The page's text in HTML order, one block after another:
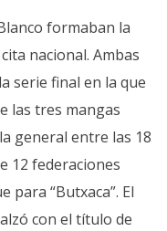
formaban la
nacional. Ambas
serie final en la que
las tres mangas
general entre las 18
12 federaciones
“Butxaca”. El
con el título de